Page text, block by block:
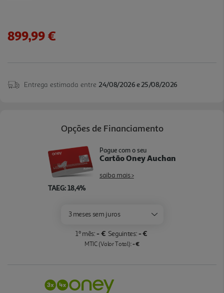
899,99 €
Entrega estimada entre 24/08/2026 e 25/08/2026
Opções de Financiamento
TAEG: 18,4%
Pague com o seu
Cartão Oney Auchan
saiba mais >
3 meses sem juros
1º mês:- € Seguintes:- €
MTIC (Valor Total):- €